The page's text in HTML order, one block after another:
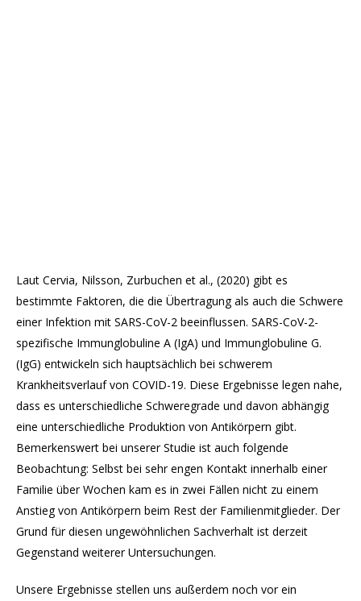
Laut Cervia, Nilsson, Zurbuchen et al., (2020) gibt es
bestimmte Faktoren, die die Übertragung als auch die Schwere
einer Infektion mit SARS-CoV-2 beeinflussen. SARS-CoV-2-
spezifische Immunglobuline A (IgA) und Immunglobuline G.
(IgG) entwickeln sich hauptsächlich bei schwerem
Krankheitsverlauf von COVID-19. Diese Ergebnisse legen nahe,
dass es unterschiedliche Schweregrade und davon abhängig
eine unterschiedliche Produktion von Antikörpern gibt.
Bemerkenswert bei unserer Studie ist auch folgende
Beobachtung: Selbst bei sehr engen Kontakt innerhalb einer
Familie über Wochen kam es in zwei Fällen nicht zu einem
Anstieg von Antikörpern beim Rest der Familienmitglieder. Der
Grund für diesen ungewöhnlichen Sachverhalt ist derzeit
Gegenstand weiterer Untersuchungen.
Unsere Ergebnisse stellen uns außerdem noch vor ein